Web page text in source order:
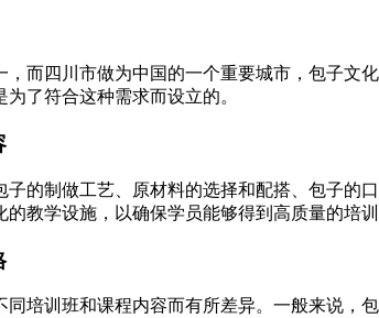
，而四川市做为中国的一个重要城市，包子文
了符合这种需求而设立的。
子的制做工艺、原材料的选择和配搭、包子
教学设施，以确保学员能够得到高质量的培训
同培训班和课程内容而有所差异。一般来说，